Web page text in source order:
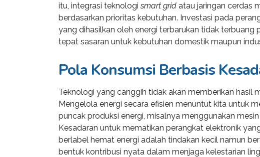
itu, integrasi teknologismart grid atau jaringan cerdas
berdasarkan prioritas kebutuhan. Investasi pada
yang dihasilkan oleh energi terbarukan tidak
tepat sasaran untuk kebutuhan domestik maupun
Pola Konsumsi Berbasis
Teknologi yang canggih tidak akan memberikan hasil
Mengelola energi secara efisien menuntut kita untuk
puncak produksi energi, misalnya menggunakan
Kesadaran untuk mematikan perangkat elektronik
berlabel hemat energi adalah tindakan kecil namun
bentuk kontribusi nyata dalam menjaga kelestarian
«Prior to joining
WP, Bianca ran a
management
firm in the U.S. and
in consulting and